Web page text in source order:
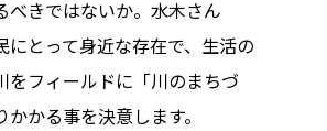
べきではないか。水木さん
にとって身近な存在で、生活の
をフィールドに「川のまちづ
かかる事を決意します。